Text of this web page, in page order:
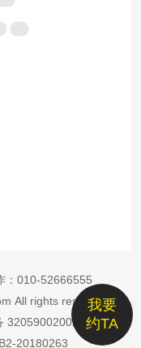
我要
约TA
010-52666555
All rights reserved
32059002002885号
20180263